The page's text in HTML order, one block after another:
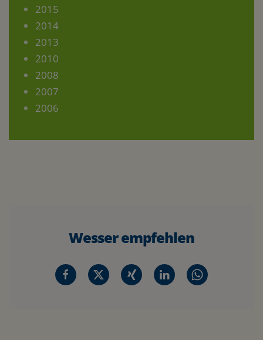
2015
2014
2013
2010
2008
2007
2006
Wesser empfehlen